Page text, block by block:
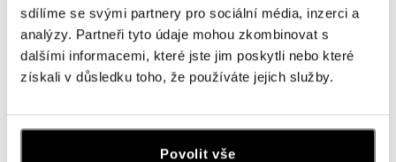
sdílíme se svými partnery pro sociální média, inzerci a
analýzy. Partneři tyto údaje mohou zkombinovat s
dalšími informacemi, které jste jim poskytli nebo které
získali v důsledku toho, že používáte jejich služby.
Povolit vše
Prsteň s morganitom Bonbon
Prsteň s diamantmi a morganitom
Bonbon
od 1 028 €